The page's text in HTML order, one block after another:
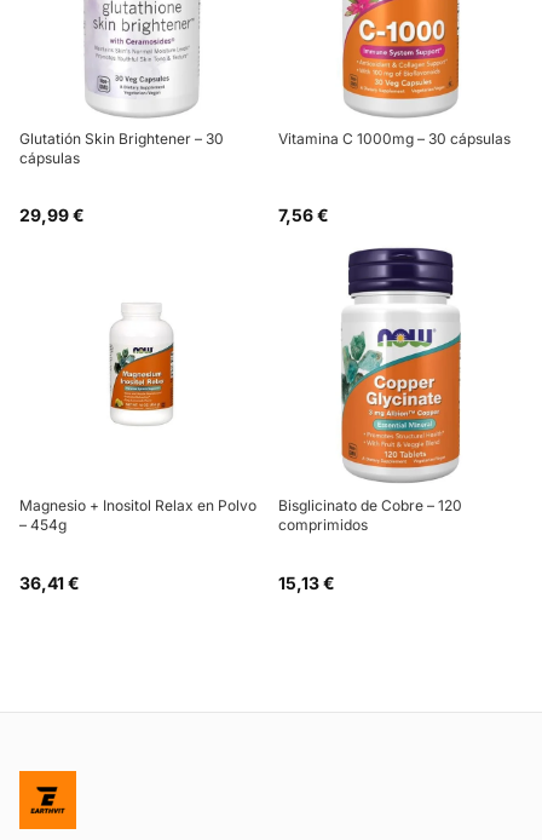
Glutatión Skin Brightener – 30
cápsulas
29,99 €
Vitamina C 1000mg – 30 cápsulas
7,56 €
Magnesio + Inositol Relax en Polvo
– 454g
36,41 €
Bisglicinato de Cobre – 120
comprimidos
15,13 €